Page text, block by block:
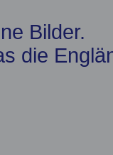
Bilder.
die